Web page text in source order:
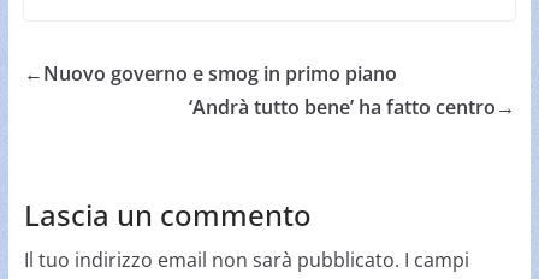
←Nuovo governo e smog in primo piano
‘Andrà tutto bene’ ha fatto centro→
Lascia un commento
Il tuo indirizzo email non sarà pubblicato. I campi